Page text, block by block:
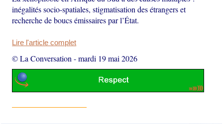
inégalités socio-spatiales, stigmatisation des étrangers et
recherche de boucs émissaires par l’État.
Lire l'article complet
© La Conversation -mardi 19 mai 2026